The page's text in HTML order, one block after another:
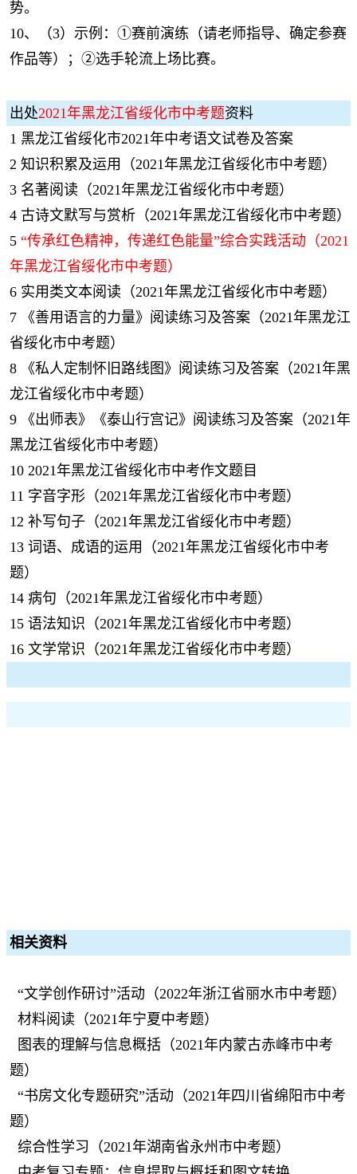
势。
10、（3）示例：①赛前演练（请老师指导、确定参赛
作品等）；②选手轮流上场比赛。
出处2021年黑龙江省绥化市中考题资料
1 黑龙江省绥化市2021年中考语文试卷及答案
2 知识积累及运用（2021年黑龙江省绥化市中考题）
3 名著阅读（2021年黑龙江省绥化市中考题）
4 古诗文默写与赏析（2021年黑龙江省绥化市中考题）
5 “传承红色精神，传递红色能量”综合实践活动（2021
年黑龙江省绥化市中考题）
6 实用类文本阅读（2021年黑龙江省绥化市中考题）
7
《善用语言的力量》阅读练习及答案（2021年黑龙江
省绥化市中考题）
8
《私人定制怀旧路线图》阅读练习及答案（2021年黑
龙江省绥化市中考题）
9
《出师表》《泰山行宫记》阅读练习及答案（2021年
黑龙江省绥化市中考题）
10 2021年黑龙江省绥化市中考作文题目
11 字音字形（2021年黑龙江省绥化市中考题）
12 补写句子（2021年黑龙江省绥化市中考题）
13 词语、成语的运用（2021年黑龙江省绥化市中考
题）
14 病句（2021年黑龙江省绥化市中考题）
15 语法知识（2021年黑龙江省绥化市中考题）
16 文学常识（2021年黑龙江省绥化市中考题）
相关资料
“文学创作研讨”活动（2022年浙江省丽水市中考题）
材料阅读（2021年宁夏中考题）
图表的理解与信息概括（2021年内蒙古赤峰市中考
题）
“书房文化专题研究”活动（2021年四川省绵阳市中考
题）
综合性学习（2021年湖南省永州市中考题）